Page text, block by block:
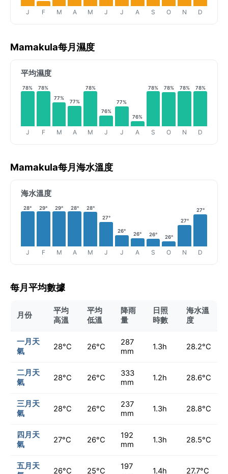
J F M A M J J A S O N D
Mamakula每月濕度
平均濕度
78%
J
78%
F
77%
M
77%
A
78%
M
76%
J
77%
J
76%
A
78%
S
78%
O
78%
N
78%
D
Mamakula每月海水溫度
海水溫度
28°
J
29°
F
29°
M
28°
A
28°
M
27°
J
26°
J
26°
A
26°
S
26°
O
27°
N
27°
D
每月平均數據
月份
平均
高溫
平均
低溫
降雨
量
日照
時數
海水溫
度
一月天
氣
28°C 26°C
287
mm
1.3h 28.2°C
二月天
氣
28°C 26°C
333
mm
1.2h 28.6°C
三月天
氣
28°C 26°C
237
mm
1.3h 28.8°C
四月天
氣
27°C 26°C
192
mm
1.3h 28.5°C
五月天
26°C 25°C
197
1.4h 27.7°C